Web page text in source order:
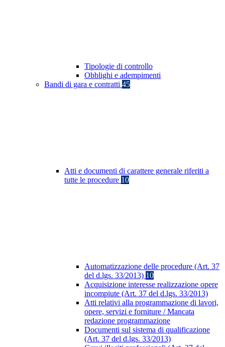
Tipologie di controllo
Obblighi e adempimenti
Bandi di gara e contratti 45
Atti e documenti di carattere generale riferiti a
tutte le procedure 10
Automatizzazione delle procedure (Art. 37
del d.lgs. 33/2013) 10
Acquisizione interesse realizzazione opere
incompiute (Art. 37 del d.lgs. 33/2013)
Atti relativi alla programmazione di lavori,
opere, servizi e forniture / Mancata
redazione programmazione
Documenti sul sistema di qualificazione
(Art. 37 del d.lgs. 33/2013)